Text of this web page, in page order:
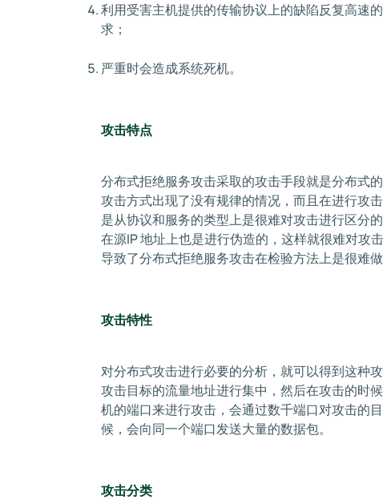
利用受害主机提供的传输协议上的缺陷反复高速
求；
严重时会造成系统死机。
攻击特点
分布式拒绝服务攻击采取的攻击手段就是分布式
攻击方式出现了没有规律的情况，而且在进行攻
是从协议和服务的类型上是很难对攻击进行区分
在源IP 地址上也是进行伪造的，这样就很难对攻
导致了分布式拒绝服务攻击在检验方法上是很难做
攻击特性
对分布式攻击进行必要的分析，就可以得到这种
攻击目标的流量地址进行集中，然后在攻击的时
机的端口来进行攻击，会通过数千端口对攻击的
候，会向同一个端口发送大量的数据包。
攻击分类